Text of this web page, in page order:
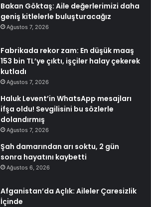
Bakan Göktaş: Aile değerlerimizi daha
geniş kitlelerle buluşturacağız
Ağustos 7, 2026
Fabrikada rekor zam: En düşük maaş
153 bin TL’ye çıktı, işçiler halay çekerek
kutladı
Ağustos 7, 2026
Haluk Levent’in WhatsApp mesajları
ifşa oldu! Sevgilisini bu sözlerle
dolandırmış
Ağustos 7, 2026
Şah damarından arı soktu, 2 gün
sonra hayatını kaybetti
Ağustos 6, 2026
Afganistan’da Açlık: Aileler Çaresizlik
İçinde